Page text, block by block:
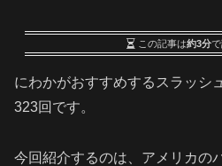
この記事は約3分で
にわかがおすすめするスラッシ
323回です。
今回紹介するのは、アメリカの